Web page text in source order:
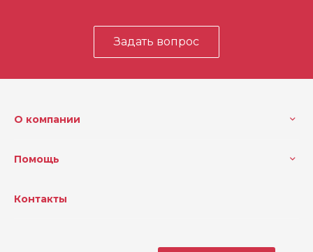
Задать вопрос
О компании
Помощь
Контакты